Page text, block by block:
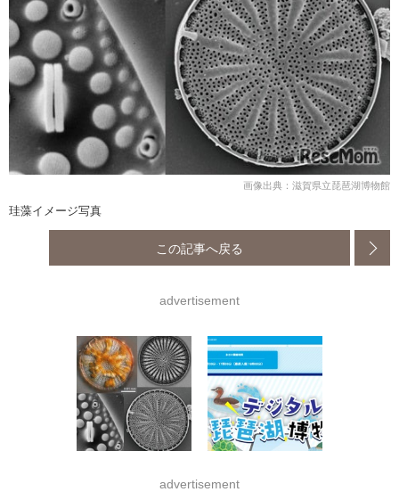
画像出典：滋賀県立琵琶湖博物館
珪藻イメージ写真
この記事へ戻る
advertisement
advertisement